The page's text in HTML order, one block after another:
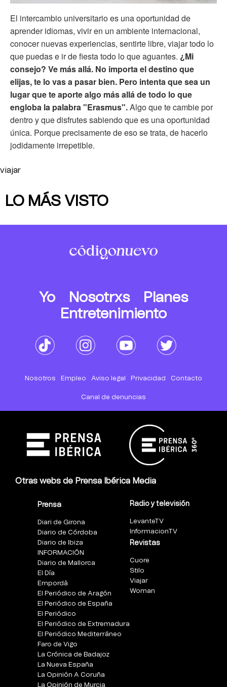
El intercambio universitario es una oportunidad de
aprender idiomas, vivir en un ambiente internacional,
conocer nuevas experiencias, sentirte libre, viajar todo lo
que puedas e ir de fiesta todo lo que aguantes. ¿Mi
consejo? Ve más allá. No importa el destino que
elijas, te lo vas a pasar bien. Pero intenta que sea un
lugar que te aporte algo más allá de todo lo que
engloba la palabra "Erasmus".Algo que te cambie por
dentro y que disfrutes sabiendo que es una oportunidad
única. Porque precisamente de eso se trata, de hacerlo
jodidamente irrepetible.
viajar
LO MÁS VISTO
Yo Nosotrxs
Planes
Entretenimiento
Nosotros Empleo Aviso legal Privacidad Contacto
Canal de denuncias
Otras webs de Prensa Ibérica Media
Prensa
Diari de Girona
Diario de Córdoba
Diario de Ibiza
INFORMACIÓN
Diario de Mallorca
El Día
Empordà
El Periódico de Aragón
El Periódico de España
El Periódico
El Periódico de Extremadura
El Periódico Mediterráneo
Faro de Vigo
La Crónica de Badajoz
La Nueva España
La Opinión A Coruña
La Opinión de Murcia
Radio y televisión
LevanteTV
InformacionTV
Revistas
Cuore
Stilo
Viajar
Woman